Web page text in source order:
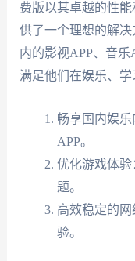
费版以其卓越的性
供了一个理想的解
内的影视APP、音乐
满足他们在娱乐、学
畅享国内娱
APP。
优化游戏体验
题。
高效稳定的
验。